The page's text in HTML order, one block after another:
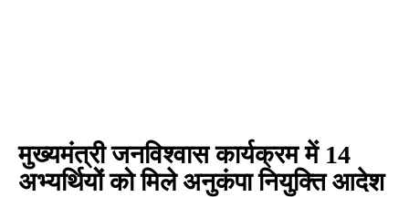
मुख्यमंत्री जनविश्वास कार्यक्रम में 14
अभ्यर्थियों को मिले अनुकंपा नियुक्ति आदेश